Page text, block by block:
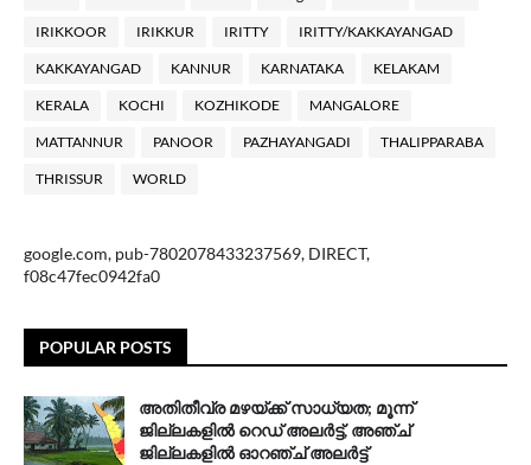
IRIKKOOR IRIKKUR IRITTY IRITTY/KAKKAYANGAD
KAKKAYANGAD KANNUR KARNATAKA KELAKAM
KERALA KOCHI KOZHIKODE MANGALORE
MATTANNUR PANOOR PAZHAYANGADI THALIPPARABA
THRISSUR WORLD
google.com, pub-7802078433237569, DIRECT,
f08c47fec0942fa0
POPULAR POSTS
അതിതീവ്ര മഴയ്ക്ക് സാധ്യത; മൂന്ന്
ജില്ലകളിൽ റെഡ് അലർട്ട്, അഞ്ച്
ജില്ലകളിൽ ഓറഞ്ച് അലർട്ട്